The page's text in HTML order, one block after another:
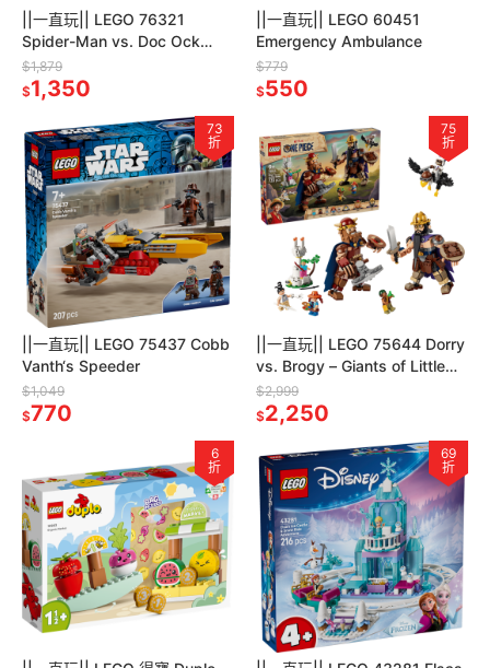
||一直玩|| LEGO 76321
Spider-Man vs. Doc Ock
Subway Train Scene
$1,879
$1,350
||一直玩|| LEGO 60451
Emergency Ambulance
$779
$550
73
折
||一直玩|| LEGO 75437 Cobb
Vanth‘s Speeder
$1,049
$770
75
折
||一直玩|| LEGO 75644 Dorry
vs. Brogy – Giants of Little
Garde
$2,999
$2,250
6
折
69
折